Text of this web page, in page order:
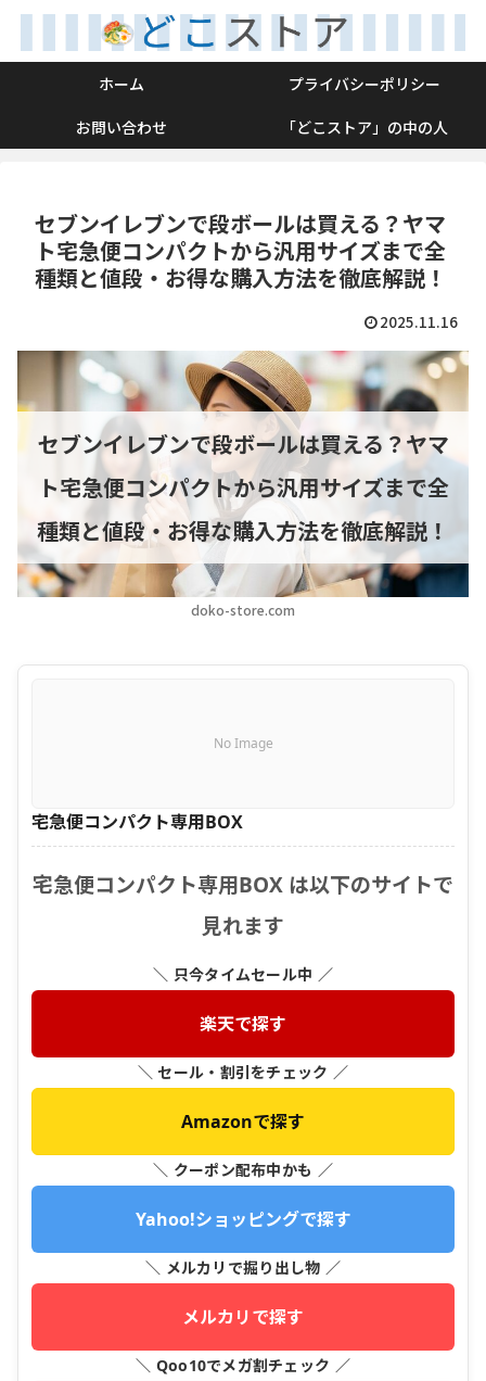
ホーム
プライバシーポリシー
お問い合わせ
「どこストア」の中の人
セブンイレブンで段ボールは買える？ヤマ
ト宅急便コンパクトから汎用サイズまで全
種類と値段・お得な購入方法を徹底解説！
2025.11.16
doko-store.com
セブンイレブンで段ボールは買える？ヤマ
ト宅急便コンパクトから汎用サイズまで全
種類と値段・お得な購入方法を徹底解説！
No Image
宅急便コンパクト専用BOX
宅急便コンパクト専用BOX は以下のサイトで
見れます
＼ 只今タイムセール中 ／
楽天で探す
＼ セール・割引をチェック ／
Amazonで探す
＼ クーポン配布中かも ／
Yahoo!ショッピングで探す
＼ メルカリで掘り出し物 ／
メルカリで探す
＼ Qoo10でメガ割チェック ／